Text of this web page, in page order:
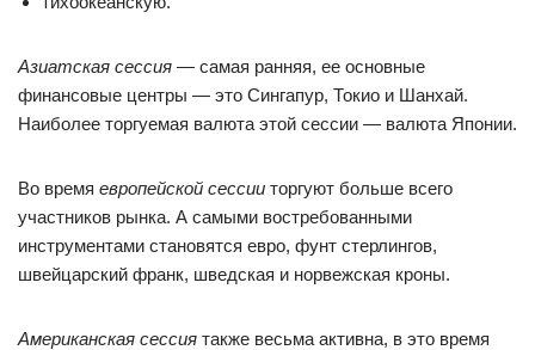
Азиатская сессия — самая ранняя, ее основные
финансовые центры — это Сингапур, Токио и Шанхай.
Наиболее торгуемая валюта этой сессии — валюта Японии.
Во время европейской сессии торгуют больше всего
участников рынка. А самыми востребованными
инструментами становятся евро, фунт стерлингов,
швейцарский франк, шведская и норвежская кроны.
Американская сессия также весьма активна, в это время